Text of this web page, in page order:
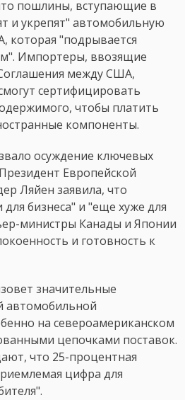
пошлины, вступающие в
и укрепят" автомобильную
"подрывается
Импортеры, ввозящие
между США,
сертифицировать
чтобы платить
компоненты.
осуждение ключевых
Европейской
Ляйен заявила, что
бизнеса" и "еще хуже для
министры Канады и Японии
и готовность к
значительные
автомобильной
на североамериканском
цепочками поставок.
что 25-процентная
цифра для